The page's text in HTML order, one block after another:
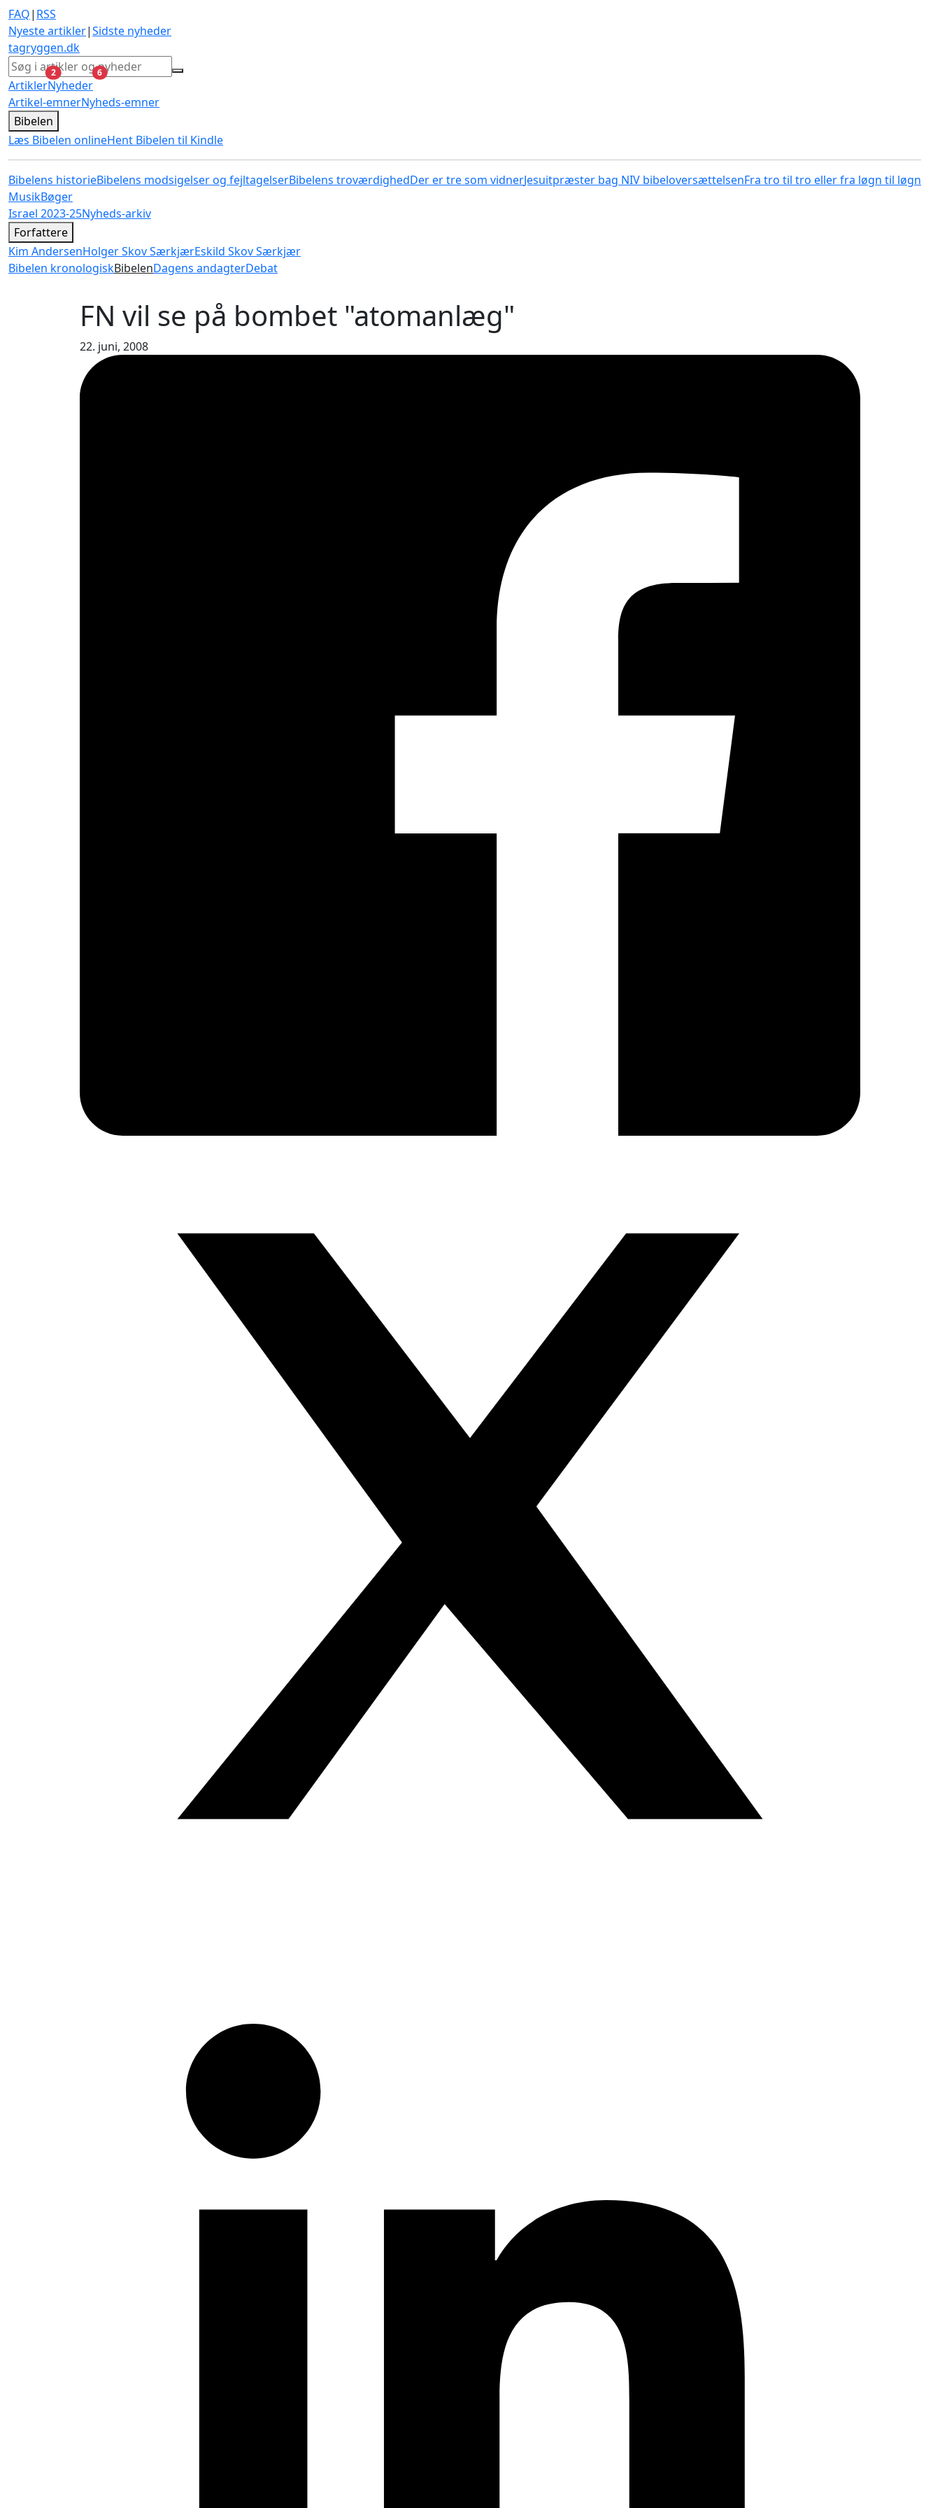
FAQ| RSS
Nyeste artikler|Sidste nyheder
tagryggen.dk
Artikler
2ulæste
Nyheder
6ulæste
Artikel-emnerNyheds-emner
Bibelen
Læs Bibelen onlineHent Bibelen til Kindle
Bibelens historieBibelens modsigelser og fejltagelserBibelens troværdighedDer er tre som vidnerJesuitpræster bag NIV bibeloversættelsenFra tro til tro eller fra løgn til løgn
MusikBøger
Israel 2023-25Nyheds-arkiv
Forfattere
Kim AndersenHolger Skov SærkjærEskild Skov Særkjær
Bibelen kronologiskBibelenDagens andagterDebat
FN vil se på bombet "atomanlæg"
22. juni, 2008